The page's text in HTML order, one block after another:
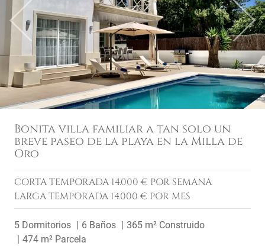
Previous Next
Bonita villa familiar a tan solo un
breve paseo de la playa en la Milla de
Oro
CORTA TEMPORADA 14.000 € POR SEMANA
LARGA TEMPORADA 14.000 € POR MES
5 Dormitorios 6 Baños
365 m² Construido
474 m² Parcela